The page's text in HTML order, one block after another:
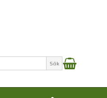
Sök